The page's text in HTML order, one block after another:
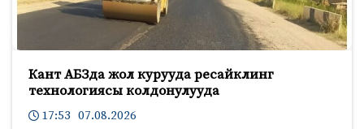
Кант АБЗда жол курууда ресайклинг
технологиясы колдонулууда
17:53 07.08.2026